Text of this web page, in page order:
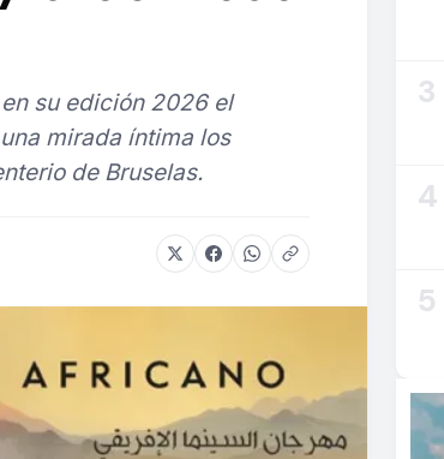
su edición 2026 el
mirada íntima los
de Bruselas.
3
4
5